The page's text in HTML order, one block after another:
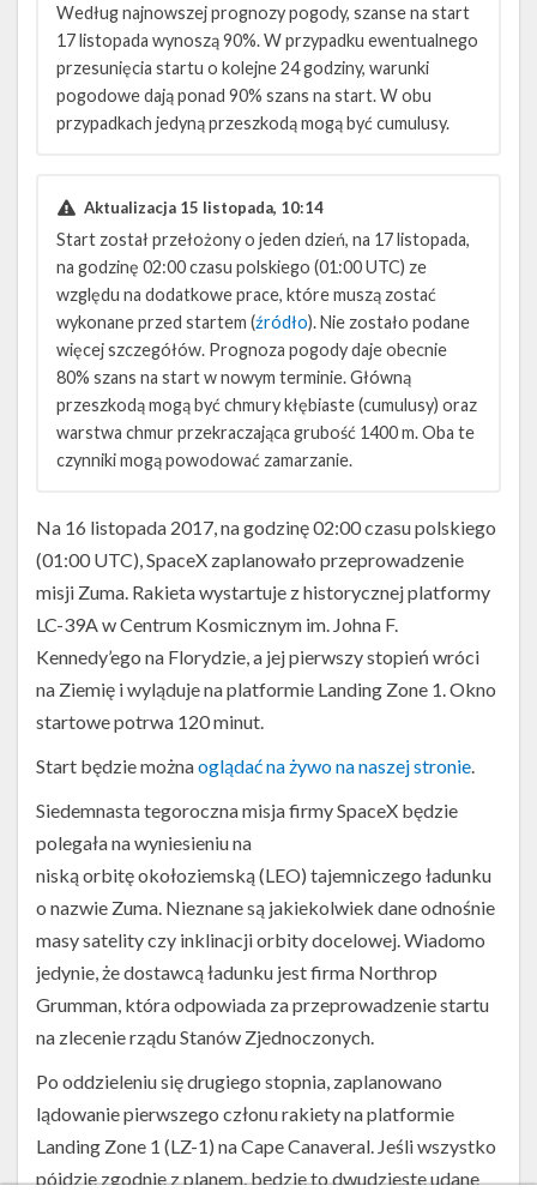
Według najnowszej prognozy pogody, szanse na start
17 listopada wynoszą 90%. W przypadku ewentualnego
przesunięcia startu o kolejne 24 godziny, warunki
pogodowe dają ponad 90% szans na start. W obu
przypadkach jedyną przeszkodą mogą być cumulusy.
Aktualizacja 15 listopada, 10:14
Start został przełożony o jeden dzień, na 17 listopada,
na godzinę 02:00 czasu polskiego (01:00 UTC) ze
względu na dodatkowe prace, które muszą zostać
wykonane przed startem (źródło). Nie zostało podane
więcej szczegółów. Prognoza pogody daje obecnie
80% szans na start w nowym terminie. Główną
przeszkodą mogą być chmury kłębiaste (cumulusy) oraz
warstwa chmur przekraczająca grubość 1400 m. Oba te
czynniki mogą powodować zamarzanie.
Na 16 listopada 2017, na godzinę 02:00 czasu polskiego
(01:00 UTC), SpaceX zaplanowało przeprowadzenie
misji Zuma. Rakieta wystartuje z historycznej platformy
LC-39A w Centrum Kosmicznym im. Johna F.
Kennedy’ego na Florydzie, a jej pierwszy stopień wróci
na Ziemię i wyląduje na platformie Landing Zone 1. Okno
startowe potrwa 120 minut.
Start będzie możnaoglądać na żywo na naszej stronie
Siedemnasta tegoroczna misja firmy SpaceX będzie
polegała na wyniesieniu na
niską orbitę okołoziemską (LEO) tajemniczego ładunku
o nazwie Zuma. Nieznane są jakiekolwiek dane odnośnie
masy satelity czy inklinacji orbity docelowej. Wiadomo
jedynie, że dostawcą ładunku jest firma Northrop
Grumman, która odpowiada za przeprowadzenie startu
na zlecenie rządu Stanów Zjednoczonych.
Po oddzieleniu się drugiego stopnia, zaplanowano
lądowanie pierwszego członu rakiety na platformie
Landing Zone 1 (LZ-1) na Cape Canaveral. Jeśli wszystko
pójdzie zgodnie z planem, będzie to dwudzieste udane